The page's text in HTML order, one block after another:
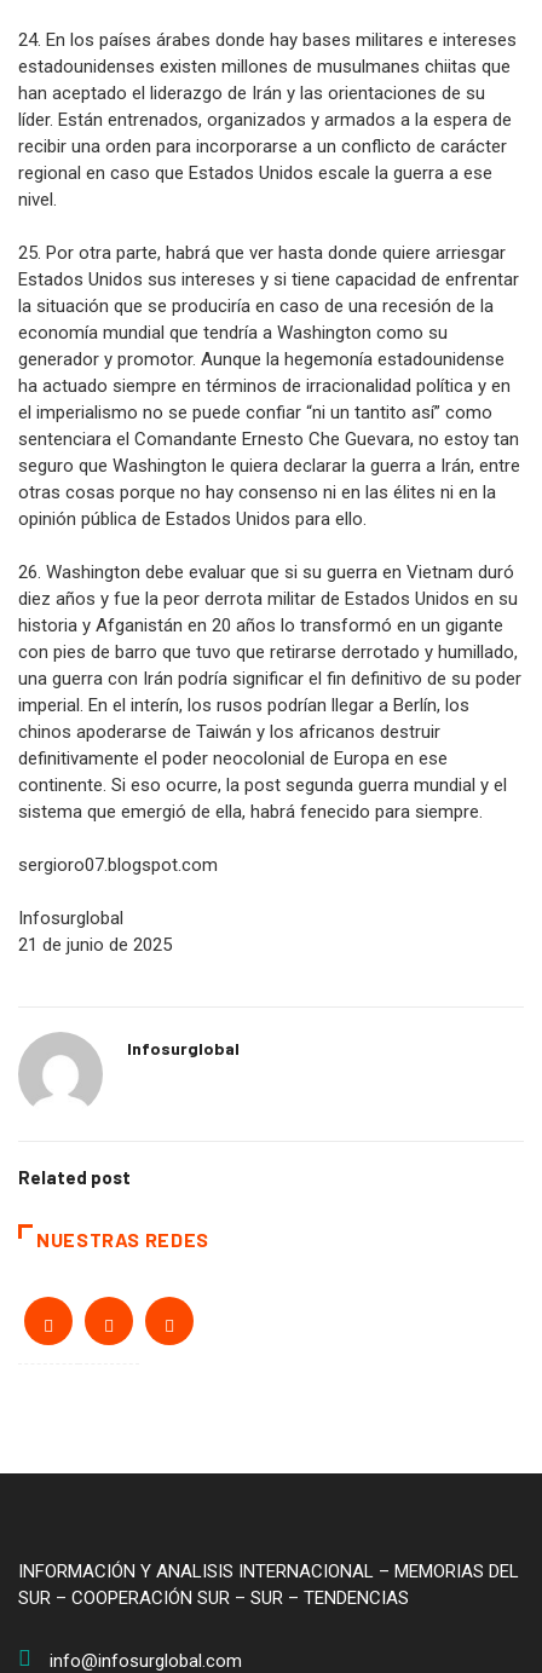
24. En los países árabes donde hay bases militares e intereses
estadounidenses existen millones de musulmanes chiitas que
han aceptado el liderazgo de Irán y las orientaciones de su
líder. Están entrenados, organizados y armados a la espera de
recibir una orden para incorporarse a un conflicto de carácter
regional en caso que Estados Unidos escale la guerra a ese
nivel.
25. Por otra parte, habrá que ver hasta donde quiere arriesgar
Estados Unidos sus intereses y si tiene capacidad de enfrentar
la situación que se produciría en caso de una recesión de la
economía mundial que tendría a Washington como su
generador y promotor. Aunque la hegemonía estadounidense
ha actuado siempre en términos de irracionalidad política y en
el imperialismo no se puede confiar “ni un tantito así” como
sentenciara el Comandante Ernesto Che Guevara, no estoy tan
seguro que Washington le quiera declarar la guerra a Irán, entre
otras cosas porque no hay consenso ni en las élites ni en la
opinión pública de Estados Unidos para ello.
26. Washington debe evaluar que si su guerra en Vietnam duró
diez años y fue la peor derrota militar de Estados Unidos en su
historia y Afganistán en 20 años lo transformó en un gigante
con pies de barro que tuvo que retirarse derrotado y humillado,
una guerra con Irán podría significar el fin definitivo de su poder
imperial. En el interín, los rusos podrían llegar a Berlín, los
chinos apoderarse de Taiwán y los africanos destruir
definitivamente el poder neocolonial de Europa en ese
continente. Si eso ocurre, la post segunda guerra mundial y el
sistema que emergió de ella, habrá fenecido para siempre.
sergioro07.blogspot.com
Infosurglobal
21 de junio de 2025
Infosurglobal
Related post
NUESTRAS REDES
INFORMACIÓN Y ANALISIS INTERNACIONAL – MEMORIAS DEL
SUR – COOPERACIÓN SUR – SUR – TENDENCIAS
info@infosurglobal.com